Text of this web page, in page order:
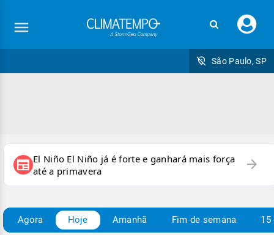
seu
São Paulo, SP
newspaper El Niño El Niño já é forte e ganhará mais força
até a primavera
arrow_forward
Agora Hoje Amanhã Fim de semana 15